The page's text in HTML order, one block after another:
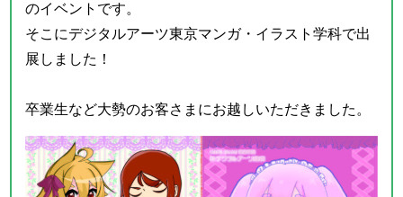
のイベントです。
そこにデジタルアーツ東京マンガ・イラスト学科で出
展しました！
卒業生など大勢のお客さまにお越しいただきました。